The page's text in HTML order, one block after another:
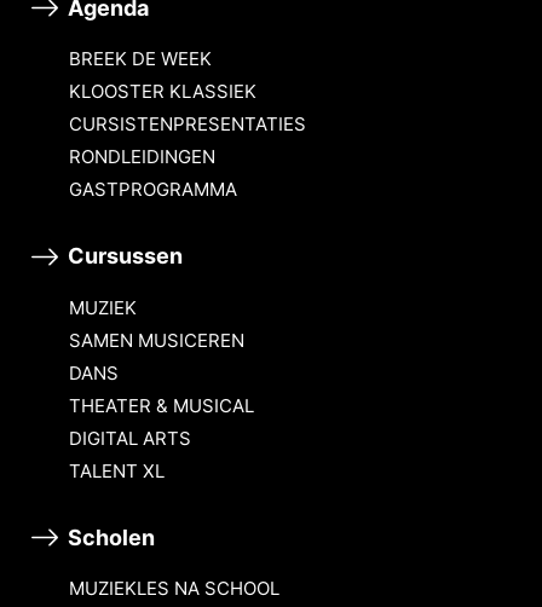
Agenda
BREEK DE WEEK
KLOOSTER KLASSIEK
CURSISTENPRESENTATIES
RONDLEIDINGEN
GASTPROGRAMMA
Cursussen
MUZIEK
SAMEN MUSICEREN
DANS
THEATER & MUSICAL
DIGITAL ARTS
TALENT XL
Scholen
MUZIEKLES NA SCHOOL